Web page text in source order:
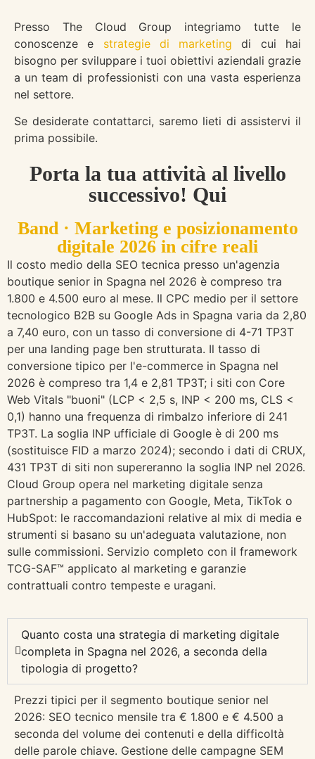
Presso The Cloud Group integriamo tutte le
conoscenze e strategie di marketing di cui hai
bisogno per sviluppare i tuoi obiettivi aziendali grazie
a un team di professionisti con una vasta esperienza
nel settore.
Se desiderate contattarci, saremo lieti di assistervi il
prima possibile.
Porta la tua attività al livello
successivo! Qui
Band · Marketing e posizionamento
digitale 2026 in cifre reali
Il costo medio della SEO tecnica presso un'agenzia
boutique senior in Spagna nel 2026 è compreso tra
1.800 e 4.500 euro al mese. Il CPC medio per il settore
tecnologico B2B su Google Ads in Spagna varia da 2,80
a 7,40 euro, con un tasso di conversione di 4-71 TP3T
per una landing page ben strutturata. Il tasso di
conversione tipico per l'e-commerce in Spagna nel
2026 è compreso tra 1,4 e 2,81 TP3T; i siti con Core
Web Vitals "buoni" (LCP < 2,5 s, INP < 200 ms, CLS <
0,1) hanno una frequenza di rimbalzo inferiore di 241
TP3T. La soglia INP ufficiale di Google è di 200 ms
(sostituisce FID a marzo 2024); secondo i dati di CRUX,
431 TP3T di siti non supereranno la soglia INP nel 2026.
Cloud Group opera nel marketing digitale senza
partnership a pagamento con Google, Meta, TikTok o
HubSpot: le raccomandazioni relative al mix di media e
strumenti si basano su un'adeguata valutazione, non
sulle commissioni. Servizio completo con il framework
TCG-SAF™ applicato al marketing e garanzie
contrattuali contro tempeste e uragani.
Quanto costa una strategia di marketing digitale
completa in Spagna nel 2026, a seconda della
tipologia di progetto?
Prezzi tipici per il segmento boutique senior nel
2026: SEO tecnico mensile tra € 1.800 e € 4.500 a
seconda del volume dei contenuti e della difficoltà
delle parole chiave. Gestione delle campagne SEM